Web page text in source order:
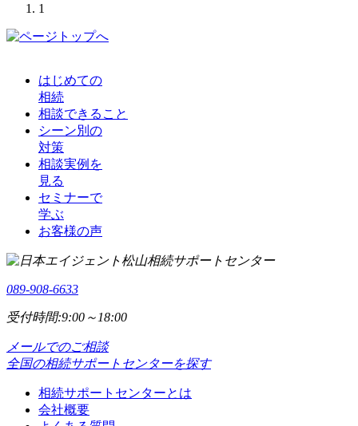
1
はじめての
相続
相談できること
シーン別の
対策
相談実例を
見る
セミナーで
学ぶ
お客様の声
089-908-6633
受付時間:9:00～18:00
メールでのご相談
全国の相続サポートセンターを探す
相続サポートセンターとは
会社概要